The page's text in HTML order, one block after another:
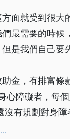
面就受到很大
最需要的時
是我們自己要
金，有排富條
心障礙者，每
有規劃對身障
...